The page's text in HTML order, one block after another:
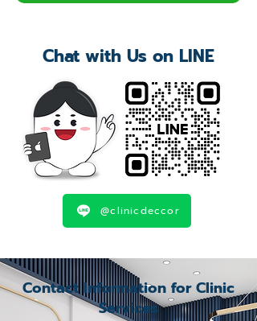
Chat with Us on LINE
@clinicdeccor
Contact Information for Clinic
Services